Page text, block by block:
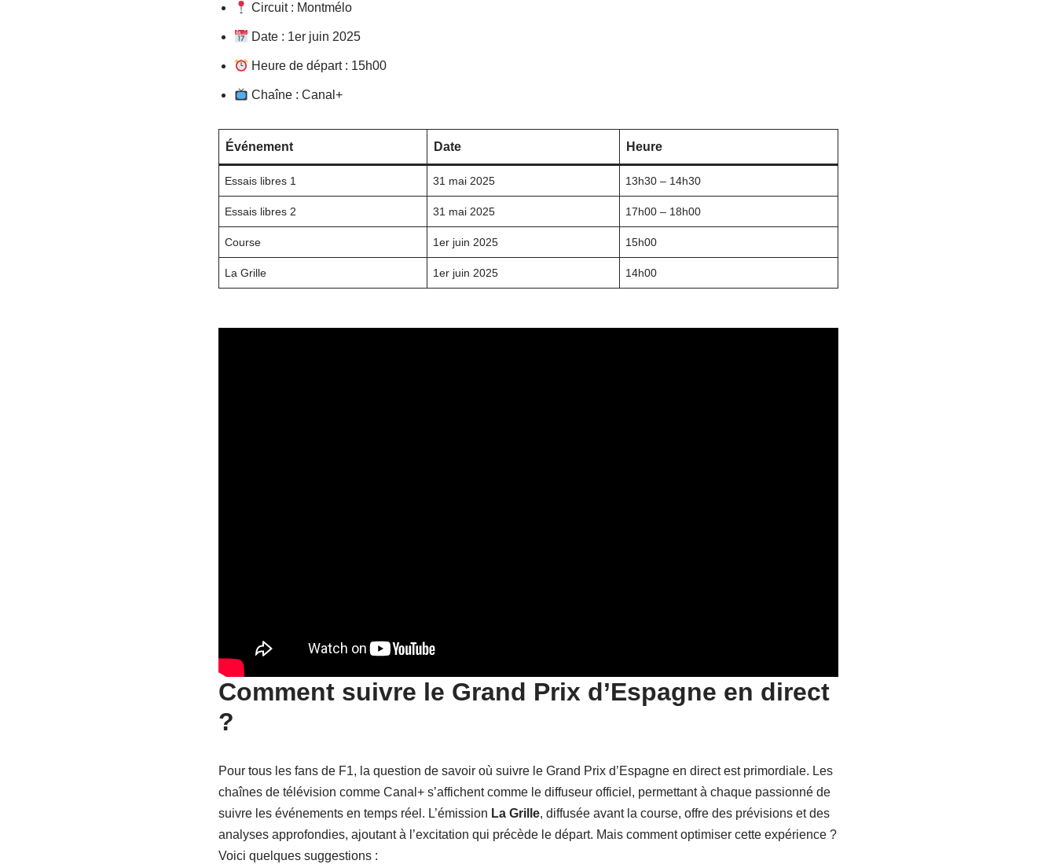
Circuit : Montmélo
Date : 1er juin 2025
Heure de départ : 15h00
Chaîne : Canal+
Événement Date Heure
Essais libres 1 31 mai 2025 13h30 – 14h30
Essais libres 2 31 mai 2025 17h00 – 18h00
Course 1er juin 2025 15h00
La Grille 1er juin 2025 14h00
Comment suivre le Grand Prix d’Espagne en direct
?
Pour tous les fans de F1, la question de savoir où suivre le Grand Prix d’Espagne en direct est primordiale. Les
chaînes de télévision comme Canal+ s’affichent comme le diffuseur officiel, permettant à chaque passionné de
suivre les événements en temps réel. L’émission La Grille, diffusée avant la course, offre des prévisions et des
analyses approfondies, ajoutant à l’excitation qui précède le départ. Mais comment optimiser cette expérience ?
Voici quelques suggestions :